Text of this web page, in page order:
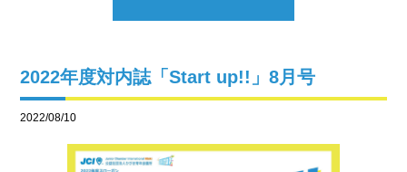
2022年度対内誌「Start up!!」8月号
2022/08/10